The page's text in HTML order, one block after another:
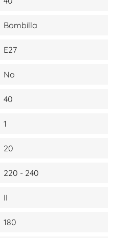
Bombilla
E27
No
40
1
20
220 - 240
II
180